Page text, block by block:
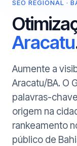
SEO REGIONAL ·
Aracatu
Aumente a
Aracatu/BA. O
palavras-
origem na
rankeamento
público de